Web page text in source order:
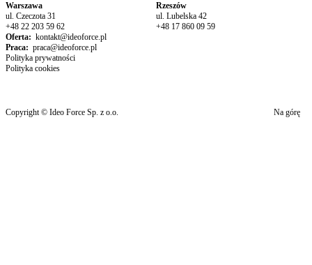
Warszawa
ul. Czeczota 31
+48 22 203 59 62
Rzeszów
ul. Lubelska 42
+48 17 860 09 59
Oferta: kontakt@ideoforce.pl
Praca: praca@ideoforce.pl
Polityka prywatności
Polityka cookies
Copyright © Ideo Force Sp. z o.o. Na górę